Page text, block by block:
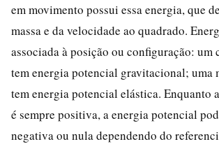
em movimento possui essa energia, que
massa e da velocidade ao quadrado.
associada à posição ou configuração: um
tem energia potencial gravitacional; uma
tem energia potencial elástica. Enquanto
é sempre positiva, a energia potencial
negativa ou nula dependendo do